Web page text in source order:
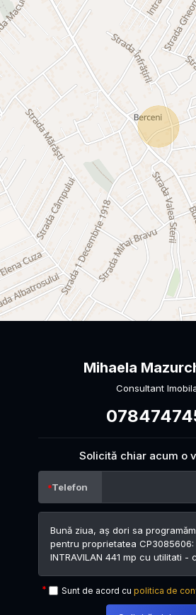
Mihaela
Consultant
Solicită chiar acum o
Telefon
Sunt de acord cu politica de